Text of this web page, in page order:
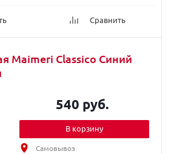
Сравнить
Maimeri Classico Синий
540 руб.
В корзину
Самовывоз